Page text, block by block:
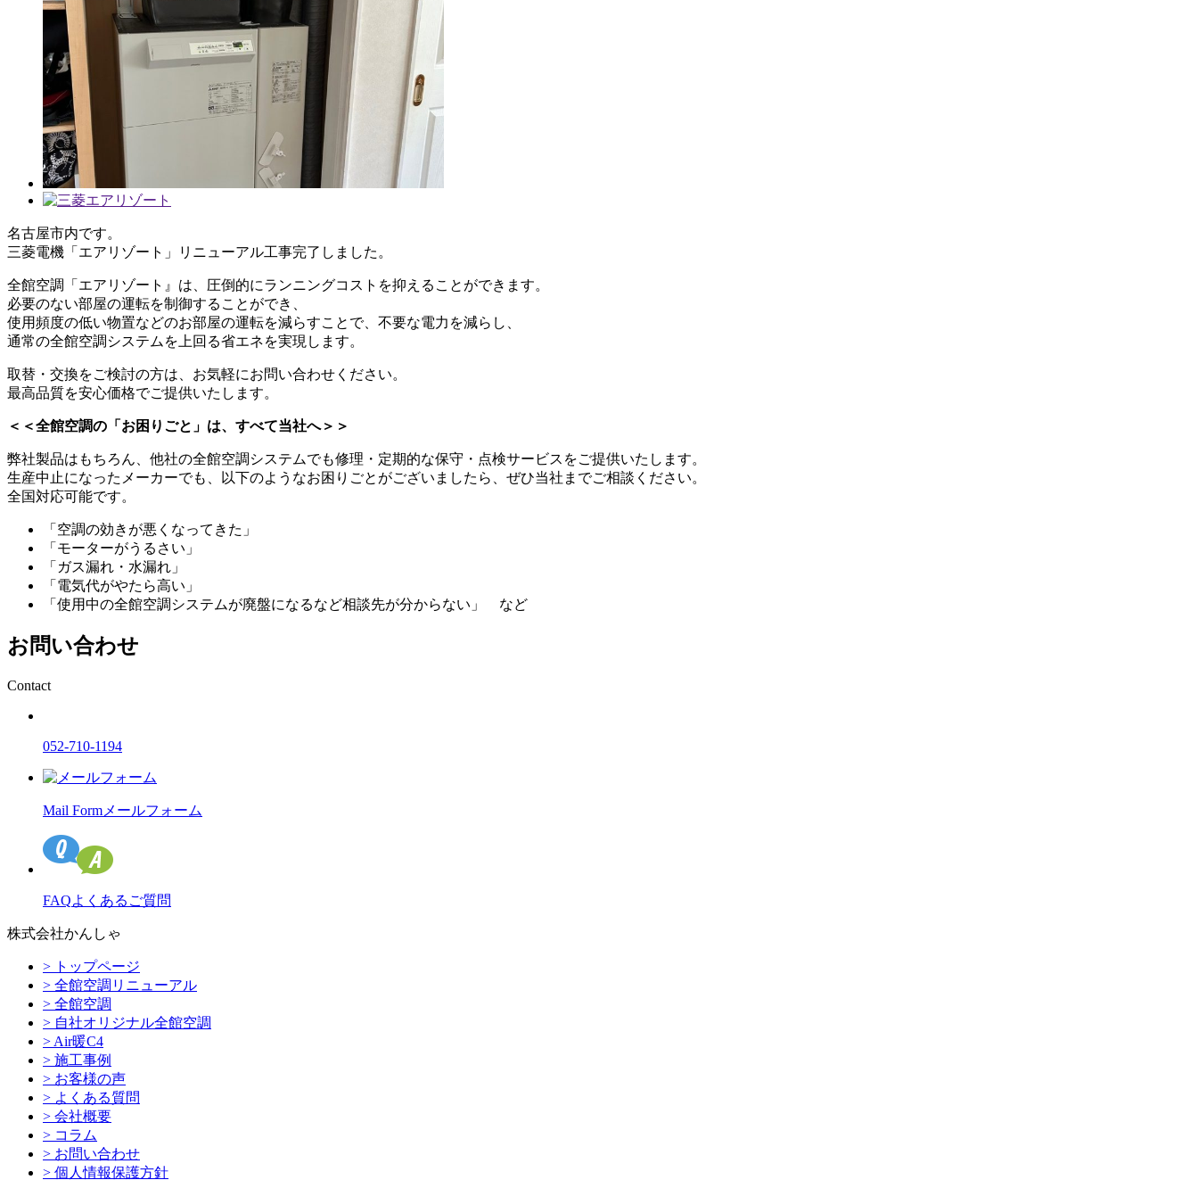
名古屋市内です。
三菱電機「エアリゾート」リニューアル工事完了しました。
全館空調「エアリゾート』は、圧倒的にランニングコストを抑えることができます。
必要のない部屋の運転を制御することができ、
使用頻度の低い物置などのお部屋の運転を減らすことで、不要な電力を減らし、
通常の全館空調システムを上回る省エネを実現します。
取替・交換をご検討の方は、お気軽にお問い合わせください。
最高品質を安心価格でご提供いたします。
＜＜全館空調の「お困りごと」は、すべて当社へ＞＞
弊社製品はもちろん、他社の全館空調システムでも修理・定期的な保守・点検サービスをご提供いたします。
生産中止になったメーカーでも、以下のようなお困りごとがございましたら、ぜひ当社までご相談ください。
全国対応可能です。
「空調の効きが悪くなってきた」
「モーターがうるさい」
「ガス漏れ・水漏れ」
「電気代がやたら高い」
「使用中の全館空調システムが廃盤になるなど相談先が分からない」 など
お問い合わせ
Contact
052-710-1194
Mail Form メールフォーム
FAQよくあるご質問
株式会社かんしゃ
> トップページ
> 全館空調リニューアル
> 全館空調
> 自社オリジナル全館空調
> Air暖C4
> 施工事例
> お客様の声
> よくある質問
> 会社概要
> コラム
> お問い合わせ
> 個人情報保護方針